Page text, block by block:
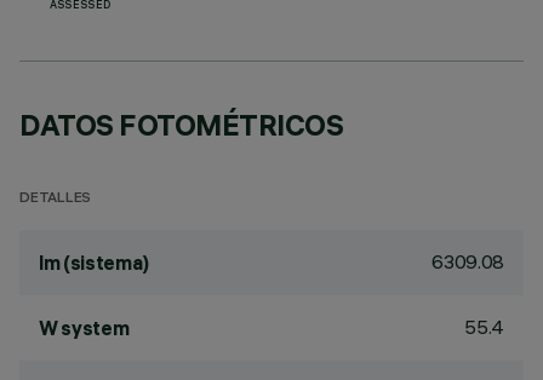
ASSESSED
DATOS FOTOMÉTRICOS
DETALLES
lm (sistema) 6309.08
W system 55.4